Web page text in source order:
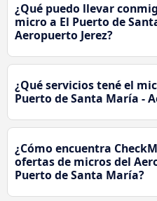
¿Qué puedo llevar
micro a El Puerto de
Aeropuerto Jerez?
¿Qué servicios tené el
Puerto de Santa María -
¿Cómo encuentra
ofertas de micros del
Puerto de Santa María?